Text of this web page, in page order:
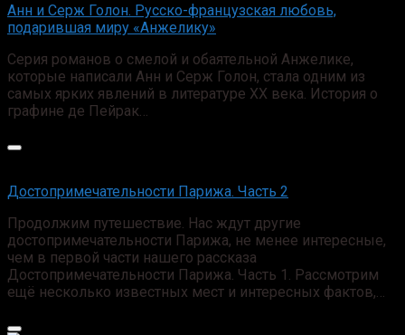
Анн и Серж Голон. Русско-французская любовь,
подарившая миру «Анжелику»
Серия романов о смелой и обаятельной Анжелике,
которые написали Анн и Серж Голон, стала одним из
самых ярких явлений в литературе XX века. История о
графине де Пейрак…
Достопримечательности Парижа. Часть 2
Продолжим путешествие. Нас ждут другие
достопримечательности Парижа, не менее интересные,
чем в первой части нашего рассказа
Достопримечательности Парижа. Часть 1. Рассмотрим
ещё несколько известных мест и интересных фактов,…